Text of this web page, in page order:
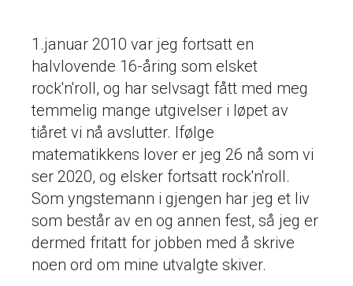
1.januar 2010 var jeg fortsatt en
halvlovende 16-åring som elsket
rock'n'roll, og har selvsagt fått med meg
temmelig mange utgivelser i løpet av
tiåret vi nå avslutter. Ifølge
matematikkens lover er jeg 26 nå som vi
ser 2020, og elsker fortsatt rock'n'roll.
Som yngstemann i gjengen har jeg et liv
som består av en og annen fest, så jeg er
dermed fritatt for jobben med å skrive
noen ord om mine utvalgte skiver.